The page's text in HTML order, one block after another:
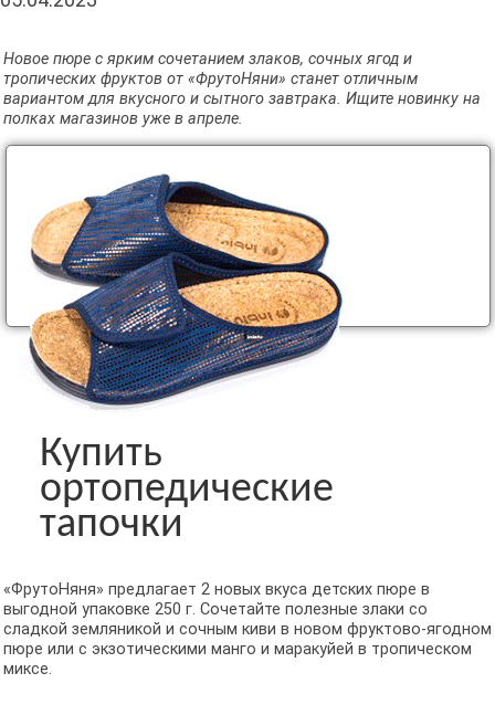
Новое пюре с ярким сочетанием злаков, сочных ягод и
тропических фруктов от «ФрутоНяни» станет отличным
вариантом для вкусного и сытного завтрака. Ищите новинку на
полках магазинов уже в апреле.
Купить
ортопедические
тапочки
«ФрутоНяня» предлагает 2 новых вкуса детских пюре в
выгодной упаковке 250 г. Сочетайте полезные злаки со
сладкой земляникой и сочным киви в новом фруктово-ягодном
пюре или с экзотическими манго и маракуйей в тропическом
миксе.